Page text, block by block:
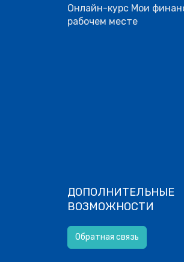
Онлайн-курс Мои
рабочем месте
ДОПОЛНИТЕЛЬНЫЕ
ВОЗМОЖНОСТИ
Обратная связь